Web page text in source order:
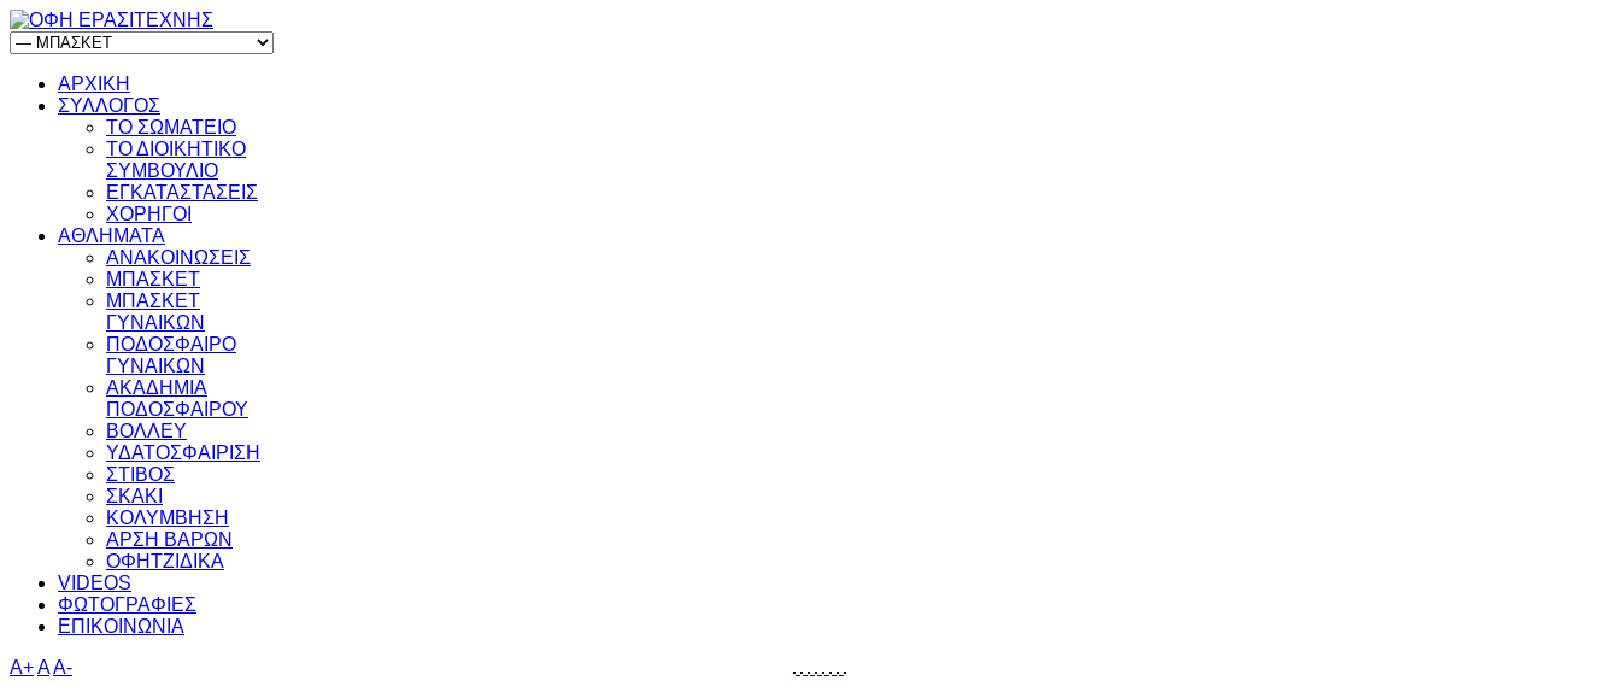
ΑΡΧΙΚΗ
ΣΥΛΛΟΓΟΣ
ΤΟ ΣΩΜΑΤΕΙΟ
ΤΟ ΔΙΟΙΚΗΤΙΚΟ
ΣΥΜΒΟΥΛΙΟ
ΕΓΚΑΤΑΣΤΑΣΕΙΣ
ΧΟΡΗΓΟΙ
ΑΘΛΗΜΑΤΑ
ΑΝΑΚΟΙΝΩΣΕΙΣ
ΜΠΑΣΚΕΤ
ΜΠΑΣΚΕΤ
ΓΥΝΑΙΚΩΝ
ΠΟΔΟΣΦΑΙΡΟ
ΓΥΝΑΙΚΩΝ
ΑΚΑΔΗΜΙΑ
ΠΟΔΟΣΦΑΙΡΟΥ
ΒΟΛΛΕΥ
ΥΔΑΤΟΣΦΑΙΡΙΣΗ
ΣΤΙΒΟΣ
ΣΚΑΚΙ
ΚΟΛΥΜΒΗΣΗ
ΑΡΣΗ ΒΑΡΩΝ
ΟΦΗΤΖΙΔΙΚΑ
VIDEOS
ΦΩΤΟΓΡΑΦΙΕΣ
ΕΠΙΚΟΙΝΩΝΙΑ
A+AA-